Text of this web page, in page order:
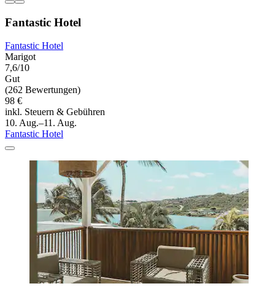
Fantastic Hotel
Fantastic Hotel
Marigot
7,6/10
Gut
(262 Bewertungen)
98 €
inkl. Steuern & Gebühren
10. Aug.–11. Aug.
Fantastic Hotel